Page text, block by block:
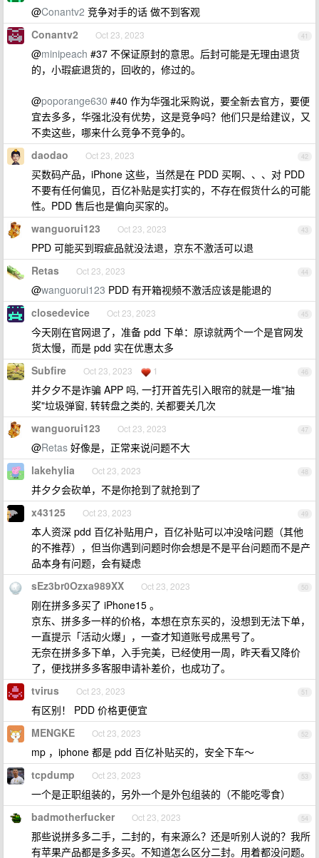
@Conantv2 竞争对手的话 做不到客观
41
Conantv2 Oct 23, 2023
@minipeach #37 不保证原封的意思。后封可能是无理由退货
的，小瑕疵退货的，回收的，修过的。
@poporange630 #40 作为华强北采购说，要全新去官方，要便
宜去多多，华强北没有优势，这是竞争吗？他们只是给建议，又
不卖这些，哪来什么竞争不竞争的。
42
daodao Oct 23, 2023
买数码产品，iPhone 这些，当然是在 PDD 买啊、、、对 PDD
不要有任何偏见，百亿补贴是实打实的，不存在假货什么的可能
性。PDD 售后也是偏向买家的。
43
wanguorui123 Oct 23, 2023
PPD 可能买到瑕疵品就没法退，京东不激活可以退
44
Retas Oct 23, 2023
@wanguorui123 PDD 有开箱视频不激活应该是能退的
45
closedevice Oct 23, 2023
今天刚在官网退了，准备 pdd 下单：原谅就两个一个是官网发
货太慢，而是 pdd 实在优惠太多
46
Subfire Oct 23, 2023 1
并夕夕不是诈骗 APP 吗, 一打开首先引入眼帘的就是一堆"抽
奖"垃圾弹窗, 转转盘之类的, 关都要关几次
47
wanguorui123 Oct 23, 2023
@Retas 好像是，正常来说问题不大
48
lakehylia Oct 23, 2023
并夕夕会砍单，不是你抢到了就抢到了
49
x43125 Oct 23, 2023
本人资深 pdd 百亿补贴用户，百亿补贴可以冲没啥问题（其他
的不推荐），但当你遇到问题时你会想是不是平台问题而不是产
品本身有问题，会有疑虑
50
sEz3br0Ozxa989XX Oct 23, 2023
刚在拼多多买了 iPhone15 。
京东、拼多多一样的价格，本想在京东买的，没想到无法下单，
一直提示「活动火爆」，一查才知道账号成黑号了。
无奈在拼多多下单，入手完美，已经使用一周，昨天看又降价
了，便找拼多多客服申请补差价，也成功了。
51
tvirus Oct 23, 2023
有区别！ PDD 价格更便宜
52
MENGKE Oct 23, 2023
mp ，iphone 都是 pdd 百亿补贴买的，安全下车～
53
tcpdump Oct 23, 2023
一个是正职组装的，另外一个是外包组装的（不能吃零食）
54
badmotherfucker Oct 23, 2023
那些说拼多多二手，二封的，有来源么？还是听别人说的？我所
有苹果产品都是多多买。不知道怎么区分二封。用着都没问题。